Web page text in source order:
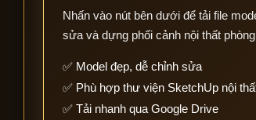
Nhấn vào nút bên dưới để tải file
sửa và dựng phối cảnh nội thất
✅ Model đẹp, dễ chỉnh sửa
✅ Phù hợp thư viện SketchUp nội
✅ Tải nhanh qua Google Drive